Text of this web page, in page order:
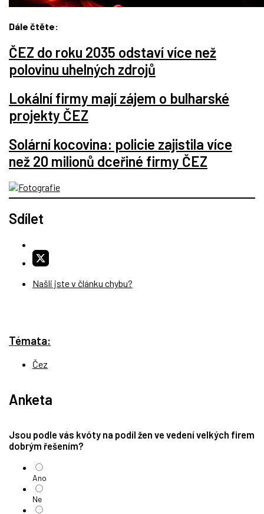
Dále čtěte:
ČEZ do roku 2035 odstaví více než
polovinu uhelných zdrojů
Lokální firmy mají zájem o bulharské
projekty ČEZ
Solární kocovina: policie zajistila více
než 20 milionů dceřiné firmy ČEZ
Sdílet
Našli jste v článku chybu?
Témata:
Čez
Anketa
Jsou podle vás kvóty na podíl žen ve vedení velkých firem
dobrým řešením?
Ano
Ne